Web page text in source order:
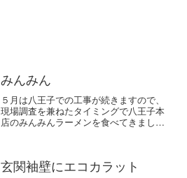
みんみん
５月は八王子での工事が続きますので、
現場調査を兼ねたタイミングで八王子本
店のみんみんラーメンを食べてきまし
シンプルで素朴な醤油のスー...
玄関袖壁にエコカラット